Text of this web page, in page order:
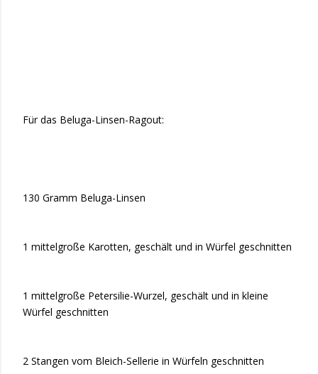
Für das Beluga-Linsen-Ragout:
130 Gramm Beluga-Linsen
1 mittelgroße Karotten, geschält und in Würfel geschnitten
1 mittelgroße Petersilie-Wurzel, geschält und in kleine
Würfel geschnitten
2 Stangen vom Bleich-Sellerie in Würfeln geschnitten